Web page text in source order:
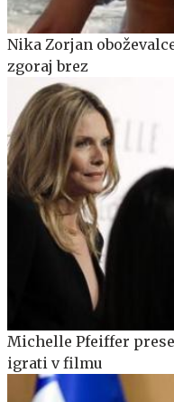
Nika Zorjan
zgoraj brez
Michelle Pfeiffer
igrati v filmu